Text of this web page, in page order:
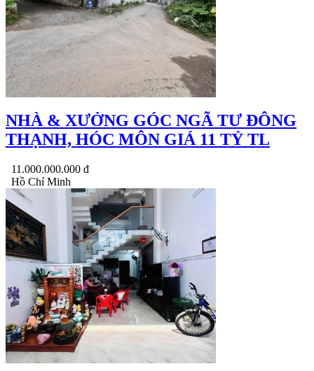
NHÀ & XƯỞNG GÓC NGÃ TƯ ĐÔNG
THẠNH, HÓC MÔN GIÁ 11 TỶ TL
11.000.000.000 đ
Hồ Chí Minh